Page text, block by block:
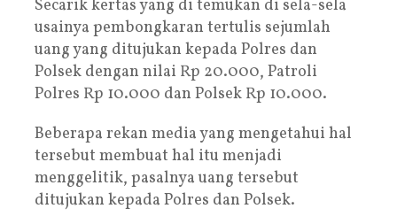
Secarik kertas yang di temukan di sela-sela
usainya pembongkaran tertulis sejumlah
uang yang ditujukan kepada Polres dan
Polsek dengan nilai Rp 20.000, Patroli
Polres Rp 10.000 dan Polsek Rp 10.000.
Beberapa rekan media yang mengetahui hal
tersebut membuat hal itu menjadi
menggelitik, pasalnya uang tersebut
ditujukan kepada Polres dan Polsek.